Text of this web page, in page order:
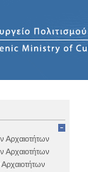
Αρχαιοτήτων
Αρχαιοτήτων